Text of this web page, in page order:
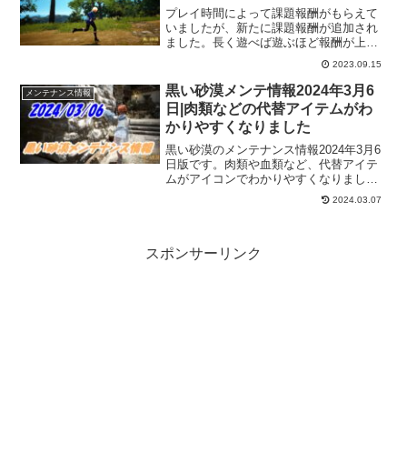
プレイ時間によって課題報酬がもらえて
いましたが、新たに課題報酬が追加され
ました。長く遊べば遊ぶほど報酬が上手
い！なんて最高ですね。そして、バッグ
や倉庫で重ねることができるように変更
されたアイテムがいくつかあります。枠
を圧迫しやすいので助かります。
2023.09.15
メンテナンス情報
黒い砂漠メンテ情報2024年3月6
日|肉類などの代替アイテムがわ
かりやすくなりました
黒い砂漠のメンテナンス情報2024年3月6
日版です。肉類や血類など、代替アイテ
ムがアイコンでわかりやすくなりまし
た。イチイチ調べる手間が省けます！そ
して、一部の冒険日誌の目標が緩和され
2024.03.07
スポンサーリンク